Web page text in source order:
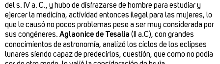
del s. IV a. C., y hubo de disfrazarse de hombre para estudiar y
ejercer la medicina, actividad entonces ilegal para las mujeres, lo
que le causó no pocos problemas pese a ser muy considerada por
sus congéneres. Aglaonice de Tesalia (II a.C), con grandes
conocimientos de astronomía, analizó los ciclos de los eclipses
lunares siendo capaz de predecirlos, cuestión, que como no podía